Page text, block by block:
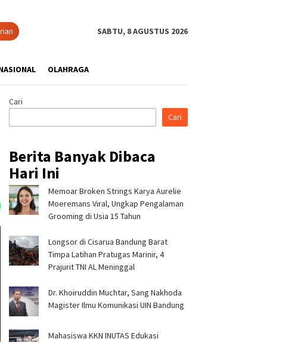
SABTU, 8 AGUSTUS 2026
OLAHRAGA
Cari
Cari
Berita Banyak Dibaca
Hari Ini
Memoar Broken Strings Karya Aurelie
Moeremans Viral, Ungkap Pengalaman
Grooming di Usia 15 Tahun
Longsor di Cisarua Bandung Barat
Timpa Latihan Pra­tugas Marinir, 4
Prajurit TNI AL Meninggal
Dr. Khoiruddin Muchtar, Sang Nakhoda
Magister Ilmu Komunikasi UIN Bandung
Mahasiswa KKN INUTAS Edukasi